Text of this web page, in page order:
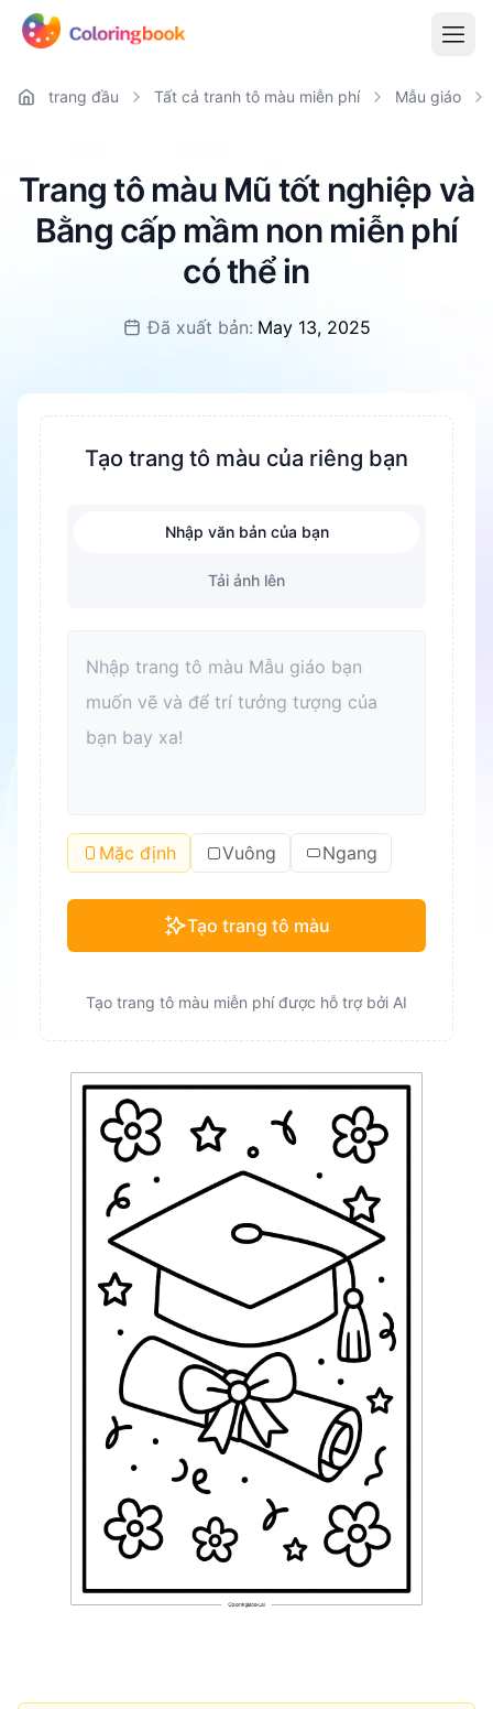
trang đầu Tất cả tranh tô màu miễn phí Mẫu giáo
Trang tô màu Mũ tốt nghiệp và
Bằng cấp mầm non miễn phí
có thể in
Đã xuất bản: May 13, 2025
Tạo trang tô màu của riêng bạn
Nhập văn bản của bạn
Tải ảnh lên
Mặc định Vuông Ngang
Tạo trang tô màu
Tạo trang tô màu miễn phí được hỗ trợ bởi AI